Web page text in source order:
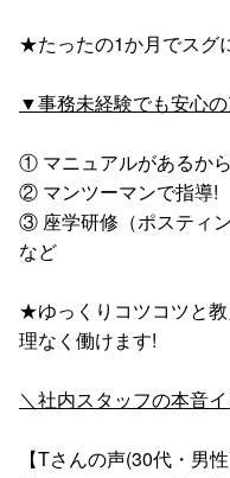
★たったの1か月でスグ
▼事務未経験でも安心
① マニュアルがあるか
② マンツーマンで指導!
③ 座学研修（ポスティ
など
★ゆっくりコツコツと
理なく働けます!
＼社内スタッフの本音
【Tさんの声(30代・男性)